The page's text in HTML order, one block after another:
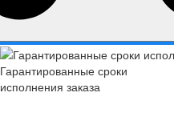
Гарантированные сроки
исполнения заказа